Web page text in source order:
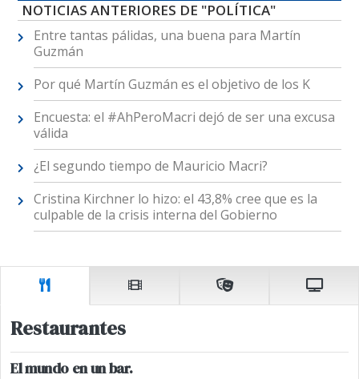
NOTICIAS ANTERIORES DE "POLÍTICA"
Entre tantas pálidas, una buena para Martín
Guzmán
Por qué Martín Guzmán es el objetivo de los K
Encuesta: el #AhPeroMacri dejó de ser una excusa
válida
¿El segundo tiempo de Mauricio Macri?
Cristina Kirchner lo hizo: el 43,8% cree que es la
culpable de la crisis interna del Gobierno
Restaurantes
El mundo en un bar.